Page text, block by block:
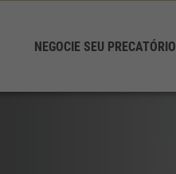
NEGOCIE SEU PRECATÓRIO